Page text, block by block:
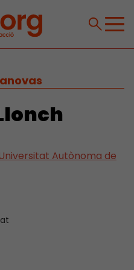
Autònoma de